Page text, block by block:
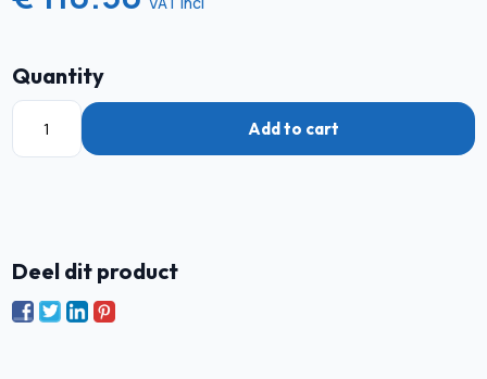
Quantity
Add to cart
Deel dit product